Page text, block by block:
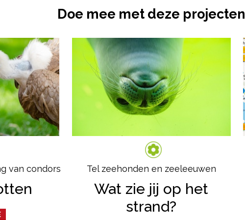
Doe mee met deze projecten
van condors Tel zeehonden en zeeleeuwen
Wat zie jij op het
strand?